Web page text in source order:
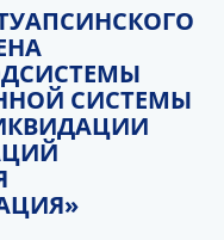
обсуждения
СИСТЕМЫ